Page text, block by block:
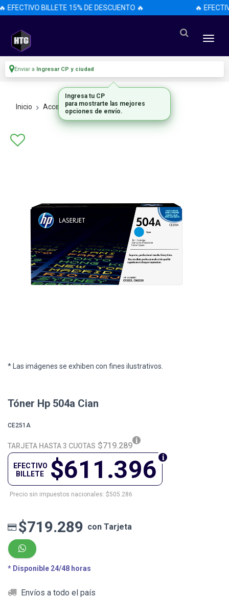
EFECTIVO BILLETE 15% DE DESCUENTO 🔥 🔥
Enviar a Ingresar CP y ciudad
Inicio Accesorios Accesorios
* Las imágenes se exhiben con fines ilustrativos.
Tóner Hp 504a Cian
CE251A
TARJETA HASTA 3 CUOTAS $719.289
$611.396
EFECTIVO
BILLETE
Precio sin impuestos nacionales: $505.286
$719.289 con Tarjeta
* Disponible 24/48 horas
Envíos a todo el país
Ingresa tu CP
para mostrarte las mejores
opciones de envío.